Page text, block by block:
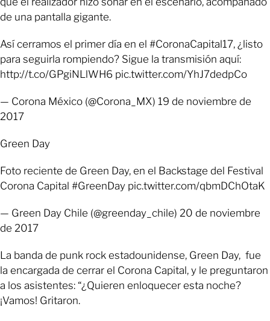
de una pantalla gigante.
Así cerramos el primer día en el #CoronaCapital17, ¿listo
para seguirla rompiendo? Sigue la transmisión aquí:
http://t.co/GPgiNLlWH6 pic.twitter.com/YhJ7dedpCo
— Corona México (@Corona_MX) 19 de noviembre de
2017
Green Day
Foto reciente de Green Day, en el Backstage del Festival
Corona Capital #GreenDay pic.twitter.com/qbmDChOtaK
— Green Day Chile (@greenday_chile) 20 de noviembre
de 2017
La banda de punk rock estadounidense, Green Day, fue
la encargada de cerrar el Corona Capital, y le preguntaron
a los asistentes: “¿Quieren enloquecer esta noche?
¡Vamos! Gritaron.